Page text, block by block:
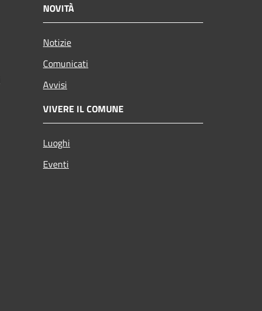
NOVITÀ
Notizie
Comunicati
Avvisi
VIVERE IL COMUNE
Luoghi
Eventi